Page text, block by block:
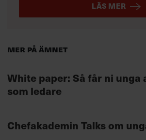
Mer på ämnet
White paper: Så får ni unga
som ledare
Chefakademin Talks om
LÄS MER